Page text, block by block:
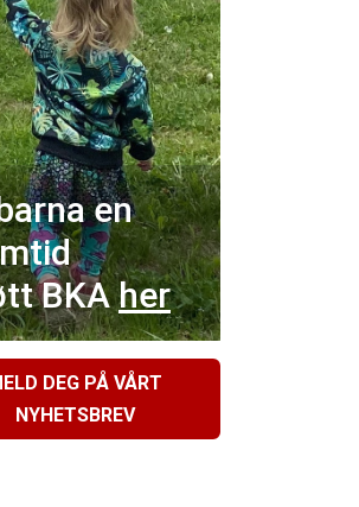
en
BKAher
DEG PÅ VÅRT
NYHETSBREV